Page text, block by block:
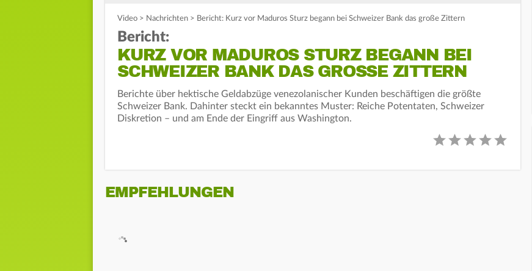
Video > Nachrichten > Bericht: Kurz vor Maduros Sturz begann bei Schweizer Bank das große Zittern
Bericht:
KURZ VOR MADUROS STURZ BEGANN BEI
SCHWEIZER BANK DAS GROSSE ZITTERN
Berichte über hektische Geldabzüge venezolanischer Kunden beschäftigen die größte
Schweizer Bank. Dahinter steckt ein bekanntes Muster: Reiche Potentaten, Schweizer
Diskretion – und am Ende der Eingriff aus Washington.
EMPFEHLUNGEN